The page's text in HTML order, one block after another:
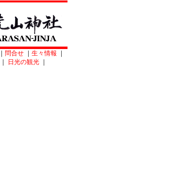
｜ 問合せ ｜ 生々情報 ｜
｜ 日光の観光 ｜